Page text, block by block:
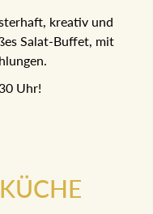
kreativ und
Salat-Buffet, mit
Uhr!